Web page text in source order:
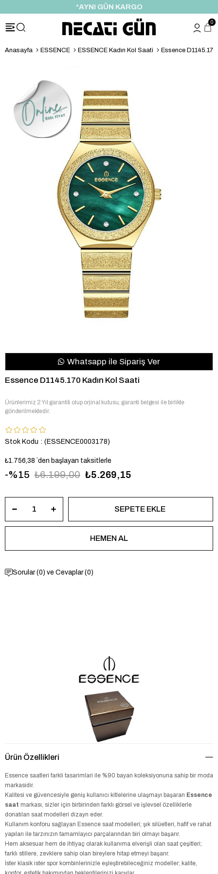
*AYNI GÜN KARGO
0
Anasayfa ESSENCE ESSENCE Kadın Kol Saati Essence
Whatsapp ile Sipariş Ver
Essence D1145.170 Kadın Kol Saati
Ürünlerimiz 2 Yıl garantili olup orjinal kutusu, garanti belgesi ile birlikte
gönderilmektedir.
Stok Kodu (ESSENCE0003178)
₺1.756,38 `den başlayan taksitlerle
15 ₺6.199,00 ₺5.269,15
Sorular (0) ve Cevaplar (0)
Ürün Özellikleri
Essence saatleri farkli tasarimlari ile %90 bayan koleksiyonuna sahip bir moda
markasidir.
Kalitesi ve güvencesiyle geniş kullanıcı kitlelerine ulaşmayı başaran Essence
saat markası, sizler için birbirinden farklı görsel ve işlevsel özelliklerle
donatılan saat modelleri dizayn eder.
Kullanım konforu sağlayan Essence saat modelleri; şık silüetleri, hafif ve rahat
yapıları ile tarzınızın tamamlayıcı parçalarından biri olmayı başarır.
Hem aksesuar hem de ihtiyaç olarak kullanıma elverişli olan saat çeşitleri;
farklı stillere, zevklere sahip olan bireylere hitap etmeyi başarır.
İster klasik ister spor kombinlerinizle eşleştirebileceğiniz modeller; kalite,